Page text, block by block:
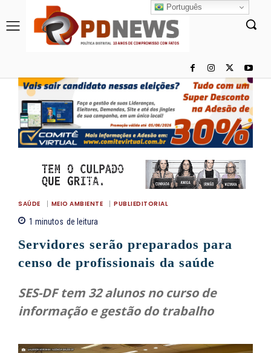
SAÚDE MEIO AMBIENTE PUBLIEDITORIAL
1 minutos de leitura
Servidores serão preparados para
censo de profissionais da saúde
SES-DF tem 32 alunos no curso de
informação e gestão do trabalho
Português